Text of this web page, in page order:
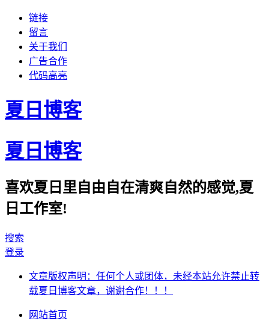
链接
留言
关于我们
广告合作
代码高亮
夏日博客
夏日博客
喜欢夏日里自由自在清爽自然的感觉,夏
日工作室!
搜索
登录
文章版权声明：任何个人或团体，未经本站允许禁止转
载夏日博客文章，谢谢合作！！！
网站首页